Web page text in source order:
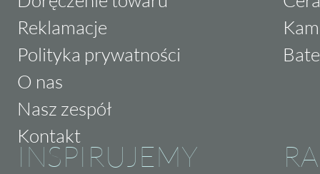
Reklamacje
Polityka prywatności
O nas
Nasz zespół
Kontakt
INSPIRUJEMY